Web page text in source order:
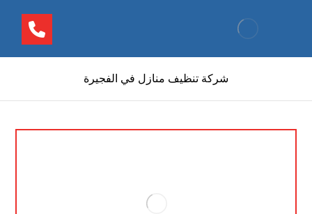
شركة تنظيف منازل في الفجيرة